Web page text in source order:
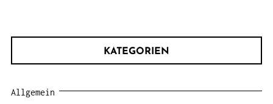
KATEGORIEN
Allgemein